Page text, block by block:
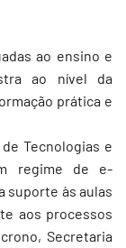
ao ensino e
ao nível da
prática e
Tecnologias e
regime de e-
suporte às aulas
aos processos
Secretaria